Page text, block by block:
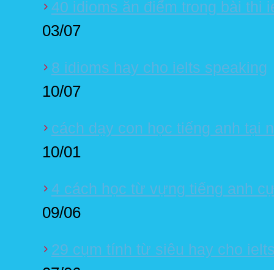
40 idioms ăn điểm trong bài thi
03/07
8 idioms hay cho ielts speaking
10/07
cách dạy con học tiếng anh tại
10/01
4 cách học từ vựng tiếng anh
09/06
29 cụm tính từ siêu hay cho